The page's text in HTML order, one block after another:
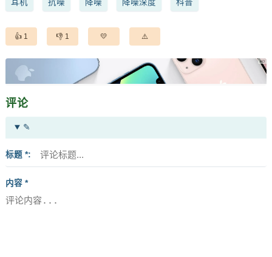
耳机 抗噪 降噪 降噪深度 科普
1 1
评论
✎
标题 *
内容 *